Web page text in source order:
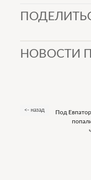
НОВОСТИ
<- назад
Под